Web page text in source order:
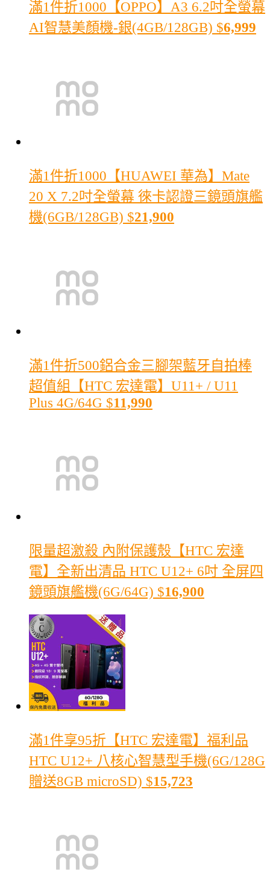
滿1件折1000 【OPPO】A3 6.2吋全螢幕
AI智慧美顏機-銀(4GB/128GB) $6,999
滿1件折1000 【HUAWEI 華為】Mate
20 X 7.2吋全螢幕 徠卡認證三鏡頭旗艦
機(6GB/128GB) $21,900
滿1件折500鋁合金三腳架藍牙自拍棒
超值組【HTC 宏達電】U11+ / U11
Plus 4G/64G $11,990
限量超激殺 內附保護殼 【HTC 宏達
電】全新出清品 HTC U12+ 6吋 全屏四
鏡頭旗艦機(6G/64G) $16,900
滿1件享95折 【HTC 宏達電】福利品
HTC U12+ 八核心智慧型手機(6G/128G
贈送8GB microSD) $15,723